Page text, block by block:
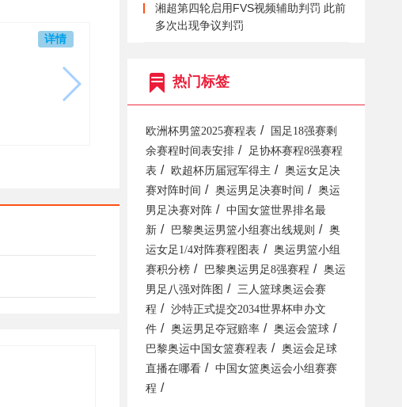
详情
湘超第四轮启用FVS视频辅助判罚 此前
多次出现争议判罚
热门标签
欧洲杯男篮2025赛程表 /
国足18强赛剩
余赛程时间表安排 /
足协杯赛程8强赛程
表 / 欧超杯历届冠军得主 /
奥运女足决
赛对阵时间 / 奥运男足决赛时间 /
奥运
男足决赛对阵 /
中国女篮世界排名最
新 / 巴黎奥运男篮小组赛出线规则 /
奥
运女足1/4对阵赛程图表 /
奥运男篮小组
赛积分榜 / 巴黎奥运男足8强赛程 /
奥运
男足八强对阵图 /
三人篮球奥运会赛
程 /
沙特正式提交2034世界杯申办文
件 / 奥运男足夺冠赔率 / 奥运会篮球 /
巴黎奥运中国女篮赛程表 /
奥运会足球
直播在哪看 /
中国女篮奥运会小组赛赛
程 /